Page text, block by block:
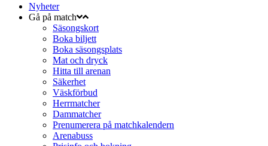
Nyheter
Gå på match
Säsongskort
Boka biljett
Boka säsongsplats
Mat och dryck
Hitta till arenan
Säkerhet
Väskförbud
Herrmatcher
Dammatcher
Prenumerera på matchkalendern
Arenabuss